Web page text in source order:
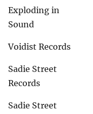
Exploding in
Sound
Voidist Records
Sadie Street
Records
Sadie Street